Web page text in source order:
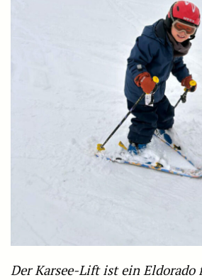
Der Karsee-Lift ist ein Eldorado